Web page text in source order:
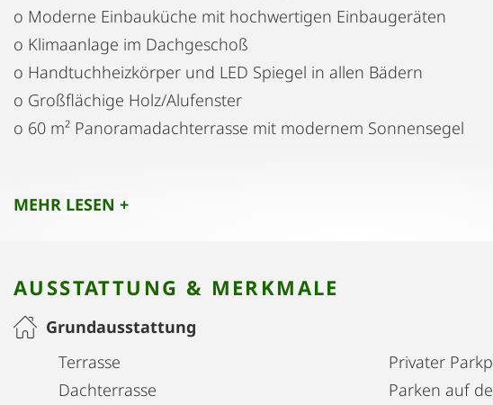
o Moderne Einbauküche mit hochwertigen Einbaugeräten
o Klimaanlage im Dachgeschoß
o Handtuchheizkörper und LED Spiegel in allen Bädern
o Großflächige Holz/Alufenster
o 60 m² Panoramadachterrasse mit modernem Sonnensegel
o moderne Architektur – Fertigstellung 2023
MEHR LESEN +
AUSSTATTUNG & MERKMALE
Grundausstattung
Terrasse
Dachterrasse
Privater
Parken auf